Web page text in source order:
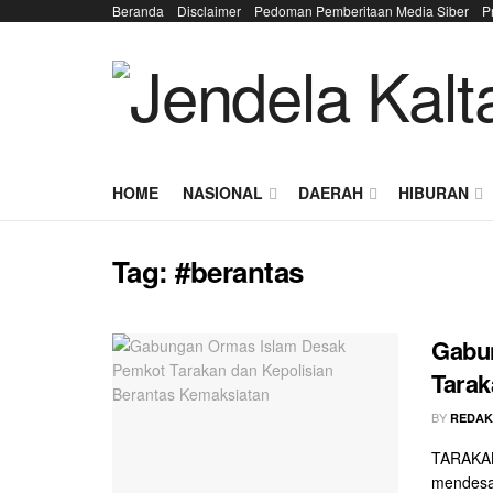
Beranda Disclaimer Pedoman Pemberitaan Media Siber
HOME NASIONAL DAERAH HIBURAN
Tag:#berantas
BY